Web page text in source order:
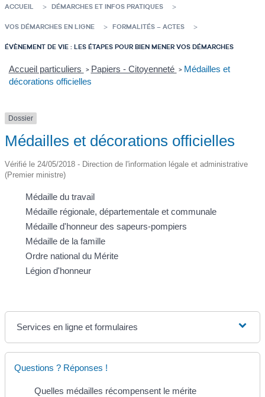
ACCUEIL DÉMARCHES ET INFOS PRATIQUES
VOS DÉMARCHES EN LIGNE FORMALITÉS – ACTES
ÉVÈNEMENT DE VIE : LES ÉTAPES POUR BIEN MENER VOS DÉMARCHES
Accueil particuliers > Papiers - Citoyenneté > Médailles et
décorations officielles
Dossier
Médailles et décorations officielles
Vérifié le 24/05/2018 - Direction de l'information légale et administrative
(Premier ministre)
Médaille du travail
Médaille régionale, départementale et communale
Médaille d'honneur des sapeurs-pompiers
Médaille de la famille
Ordre national du Mérite
Légion d'honneur
Services en ligne et formulaires
Questions ? Réponses !
Quelles médailles récompensent le mérite